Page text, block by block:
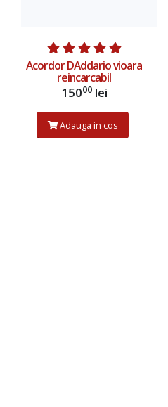
Acordor DAddario vioara
reincarcabil
15000lei
Adauga in cos